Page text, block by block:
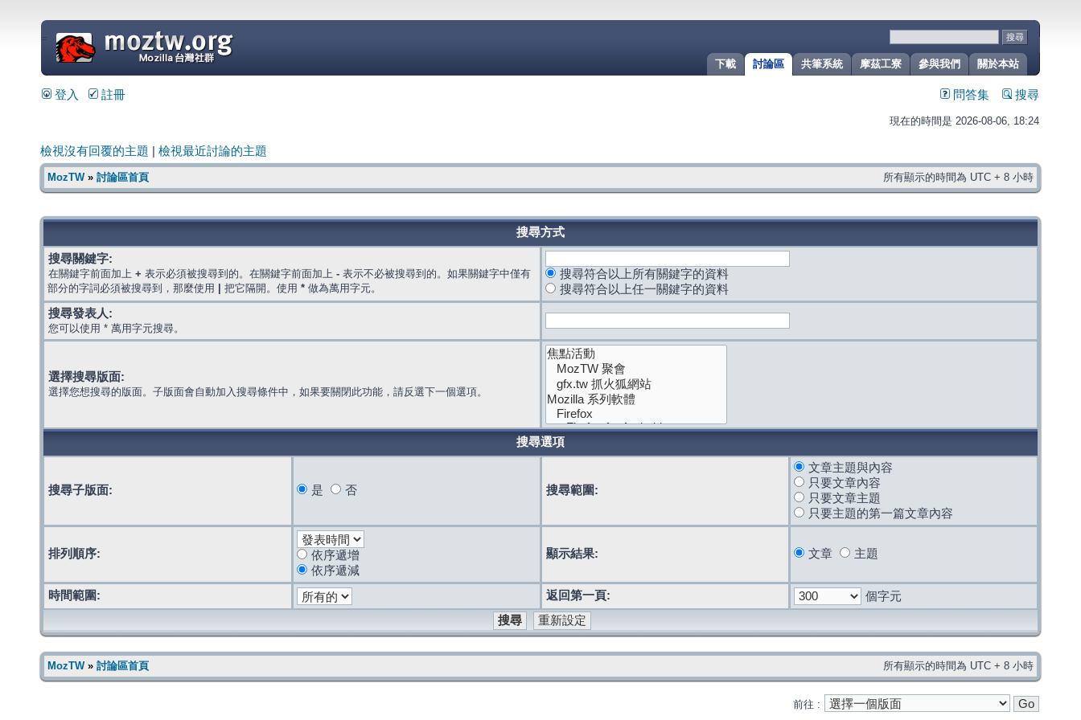
關於本站
參與我們
摩茲工寮
共筆系統
討論區
下載
=
登入 註冊 問答集 搜尋
現在的時間是 2026-08-06, 18:24
檢視沒有回覆的主題 檢視最近討論的主題
MozTW» 討論區首頁 所有顯示的時間為 UTC + 8 小時
搜尋方式
搜尋關鍵字:
在關鍵字前面加上 + 表示必須被搜尋到的。在關鍵字前面加上 - 表示不必被搜尋到的。如果關鍵字中僅有
部分的字詞必須被搜尋到，那麼使用
把它隔開。使用 * 做為萬用字元。
搜尋符合以上所有關鍵字的資料
搜尋符合以上任一關鍵字的資料
搜尋發表人:
您可以使用 * 萬用字元搜尋。
選擇搜尋版面:
選擇您想搜尋的版面。子版面會自動加入搜尋條件中，如果要關閉此功能，請反選下一個選項。
搜尋選項
搜尋子版面: 是 否 搜尋範圍:
文章主題與內容
只要文章內容
只要文章主題
只要主題的第一篇文章內容
排列順序:
依序遞增
依序遞減
顯示結果: 文章 主題
時間範圍: 返回第一頁: 個字元
MozTW» 討論區首頁 所有顯示的時間為 UTC + 8 小時
前往 :